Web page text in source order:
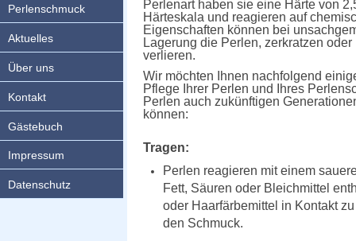
Perlenschmuck
Aktuelles
Über uns
Kontakt
Gästebuch
Impressum
Datenschutz
Perlenart haben sie eine Härte von
Härteskala und reagieren auf
Eigenschaften können bei
Lagerung die Perlen, zerkratzen
verlieren.
Wir möchten Ihnen nachfolgend
Pflege Ihrer Perlen und Ihres
Perlen auch zukünftigen
können:
Tragen:
Perlen reagieren mit einem
Fett, Säuren oder Bleichmittel
oder Haarfärbemittel in Kontakt
den Schmuck.